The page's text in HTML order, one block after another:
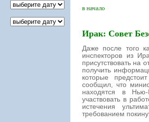
в начало
Ирак: Совет
Даже после того
инспекторов из
присутствовать на
получить
которые
сообщил, что
находятся в
участвовать в
истечения
требованием